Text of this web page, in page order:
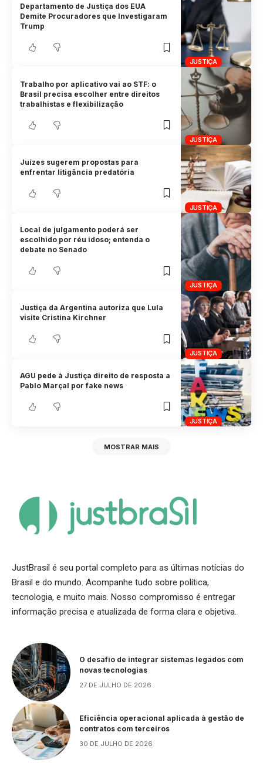
JUSTIÇA
Departamento de Justiça dos EUA
Demite Procuradores que Investigaram
Trump
JUSTIÇA
Trabalho por aplicativo vai ao STF: o
Brasil precisa escolher entre direitos
trabalhistas e flexibilização
JUSTIÇA
Juízes sugerem propostas para
enfrentar litigância predatória
JUSTIÇA
Local de julgamento poderá ser
escolhido por réu idoso; entenda o
debate no Senado
JUSTIÇA
Justiça da Argentina autoriza que Lula
visite Cristina Kirchner
JUSTIÇA
AGU pede à Justiça direito de resposta a
Pablo Marçal por fake news
MOSTRAR MAIS
JustBrasil é seu portal completo para as últimas notícias do
Brasil e do mundo. Acompanhe tudo sobre política,
tecnologia, e muito mais. Nosso compromisso é entregar
informação precisa e atualizada de forma clara e objetiva.
O desafio de integrar sistemas legados com
novas tecnologias
27 DE JULHO DE 2026
Eficiência operacional aplicada à gestão de
contratos com terceiros
30 DE JULHO DE 2026